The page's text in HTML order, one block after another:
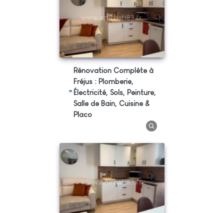
Rénovation Complète à
Fréjus : Plomberie,
Électricité, Sols, Peinture,
Salle de Bain, Cuisine &
Placo